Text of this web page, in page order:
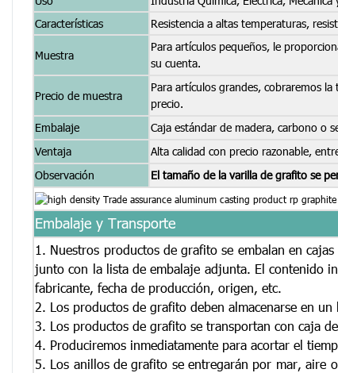
Características
Resistencia a altas temperaturas,
Muestra
Para artículos pequeños, le
su cuenta.
Precio de muestra
Para artículos grandes, cobraremos
precio.
Embalaje
Caja estándar de madera, carbono o
Ventaja
Alta calidad con precio razonable,
Observación
El tamaño de la varilla de grafito se
Embalaje y Transporte
1. Nuestros productos de grafito se embalan en
junto con la lista de embalaje adjunta. El contenido
fabricante, fecha de producción, origen, etc.
2. Los productos de grafito deben almacenarse en
3. Los productos de grafito se transportan con caja
4. Produciremos inmediatamente para acortar el
5. Los anillos de grafito se entregarán por mar, aire